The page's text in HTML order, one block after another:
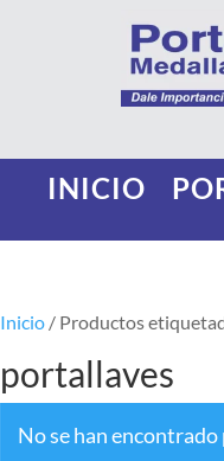
INICIO
Inicio / Productos
portallaves
No se han